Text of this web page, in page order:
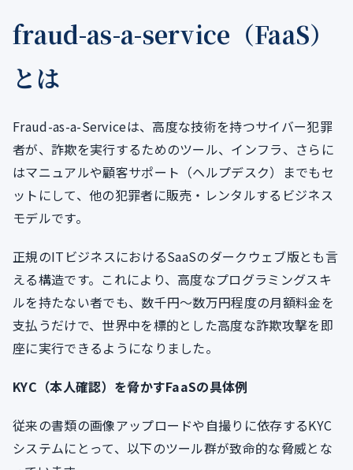
fraud-as-a-service（FaaS）
とは
Fraud-as-a-Serviceは、高度な技術を持つサイバー犯罪
者が、詐欺を実行するためのツール、インフラ、さらに
はマニュアルや顧客サポート（ヘルプデスク）までもセ
ットにして、他の犯罪者に販売・レンタルするビジネス
モデルです。
正規のITビジネスにおけるSaaSのダークウェブ版とも言
える構造です。これにより、高度なプログラミングスキ
ルを持たない者でも、数千円〜数万円程度の月額料金を
支払うだけで、世界中を標的とした高度な詐欺攻撃を即
座に実行できるようになりました。
KYC（本人確認）を脅かすFaaSの具体例
従来の書類の画像アップロードや自撮りに依存するKYC
システムにとって、以下のツール群が致命的な脅威とな